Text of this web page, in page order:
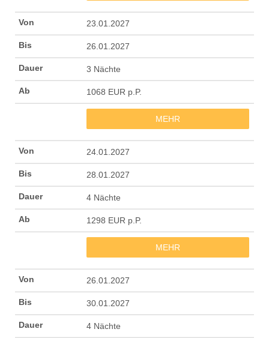
23.01.2027
26.01.2027
3 Nächte
1068 EUR p.P.
MEHR
24.01.2027
28.01.2027
4 Nächte
1298 EUR p.P.
MEHR
26.01.2027
30.01.2027
4 Nächte